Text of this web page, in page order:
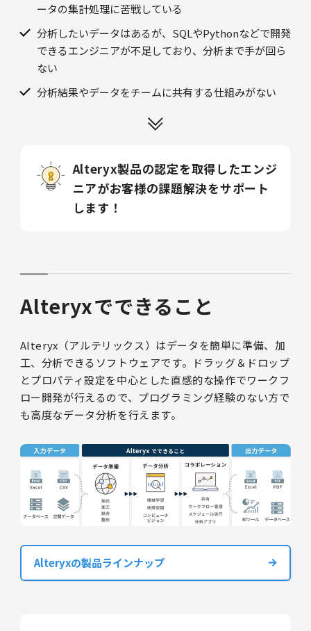
ータの集計処理に苦戦している
分析したいデータはあるが、SQLやPythonなどで開発
できるエンジニアが不足しており、分析まで手が回ら
ない
分析結果やデータをチームに共有する仕組みがない
Alteryx製品の認定を取得したエンジ
ニアがお客様の課題解決をサポート
します！
Alteryxでできること
Alteryx（アルテリックス）はデータを簡単に準備、加
工、分析できるソフトウェアです。ドラッグ＆ドロップ
とプロパティ設定を中心とした直感的な操作でワークフ
ロー開発が行えるので、プログラミング経験のない方で
も高度なデータ分析を行えます。
Alteryxの製品ラインナップ